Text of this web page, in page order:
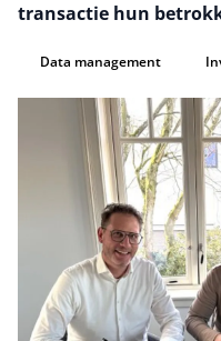
transactie hun
Data management